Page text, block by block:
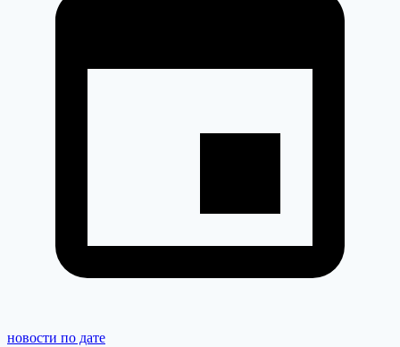
новости по дате